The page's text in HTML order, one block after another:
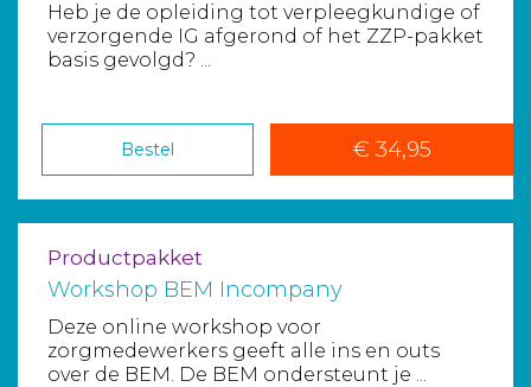
Heb je de opleiding tot verpleegkundige of
verzorgende IG afgerond of het ZZP-pakket
basis gevolgd? ...
Bestel € 34,95
Productpakket
Workshop BEM Incompany
Deze online workshop voor
zorgmedewerkers geeft alle ins en outs
over de BEM. De BEM ondersteunt je ...